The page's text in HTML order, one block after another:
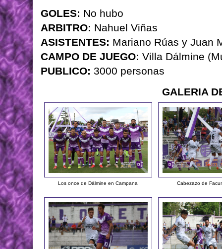
GOLES: No hubo
ARBITRO: Nahuel Viñas
ASISTENTES: Mariano Rúas y Juan
CAMPO DE JUEGO: Villa Dálmine
PUBLICO: 3000 personas
GALERIA
Los once de Dálmine en Campana Cabezazo de